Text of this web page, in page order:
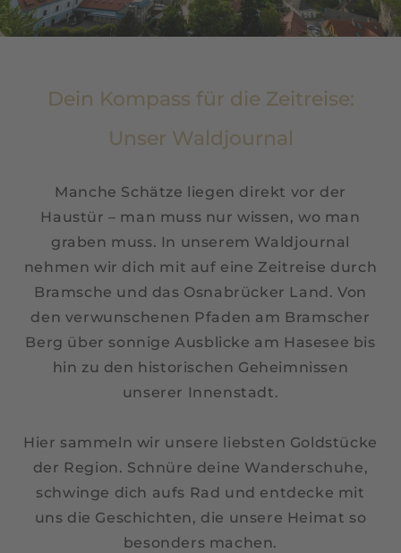
Dein Kompass für die Zeitreise:
Unser Waldjournal
Manche Schätze liegen direkt vor der
Haustür – man muss nur wissen, wo man
graben muss. In unserem Waldjournal
nehmen wir dich mit auf eine Zeitreise durch
Bramsche und das Osnabrücker Land. Von
den verwunschenen Pfaden am Bramscher
Berg über sonnige Ausblicke am Hasesee bis
hin zu den historischen Geheimnissen
unserer Innenstadt.
Hier sammeln wir unsere liebsten Goldstücke
der Region. Schnüre deine Wanderschuhe,
schwinge dich aufs Rad und entdecke mit
uns die Geschichten, die unsere Heimat so
besonders machen.